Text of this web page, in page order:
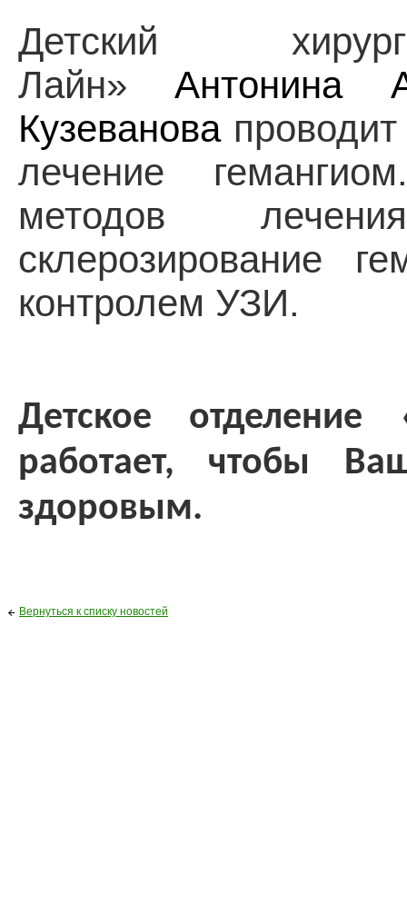
Детский
Лайн»
Антонина
Кузеванова
лечение
методов
склерозирование
контролем УЗИ.
Детское отделение
работает, чтобы
здоровым.
Вернуться к списку новостей